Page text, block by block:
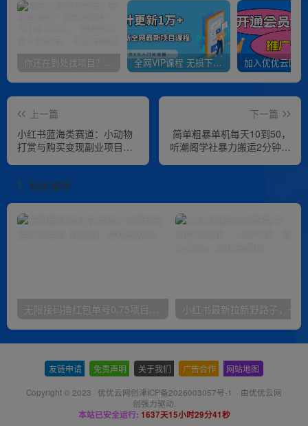
你还在到处找项目？还在当韭菜？我靠卖项目一个月收入5万+，曾经我也是个失败者。 全网VIP课程 无损下载~
上一篇
小红书蓝海类赛道：小动物
打赏与购买变现副业项目，
下一篇
简单粗暴单机每天10到50，
听潮阁学社暴力搬运2分钟一
相关推荐
无限接码撸红包单号0.75项目无偿分享给你【揭秘】
友链申请 免责声明 关于我们 广告合作 网站地图
Copyright © 2023 · 优优云网创津ICP备2026003057号-1 · 由优优云网
创强力驱动.
本站已安全运行: 1637天15小时29分42秒